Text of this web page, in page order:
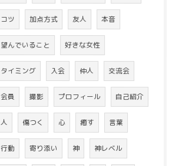
コツ 加点方式 友人 本音
望んでいること 好きな女性
タイミング 入会 仲人 交流会
会員 撮影 プロフィール 自己紹介
人 傷つく 心 癒す 言葉
行動 寄り添い 神 神レベル